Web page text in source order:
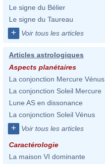
Le signe du Bélier
Le signe du Taureau
+ Voir tous les articles
Articles astrologiques
Aspects planétaires
La conjonction Mercure Vénus
La conjonction Soleil Mercure
Lune AS en dissonance
La conjonction Soleil Vénus
+ Voir tous les articles
Caractérologie
La maison VI dominante